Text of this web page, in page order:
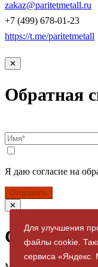
zakaz@paritetmetall.ru
+7 (499) 678-01-23
https://t.me/paritetmetall
Для улучшения
файлы cookie.
сервиса «Яндекс.
✕
Обратная
Я даю согласие на
Отправить
✕
Спасибо за